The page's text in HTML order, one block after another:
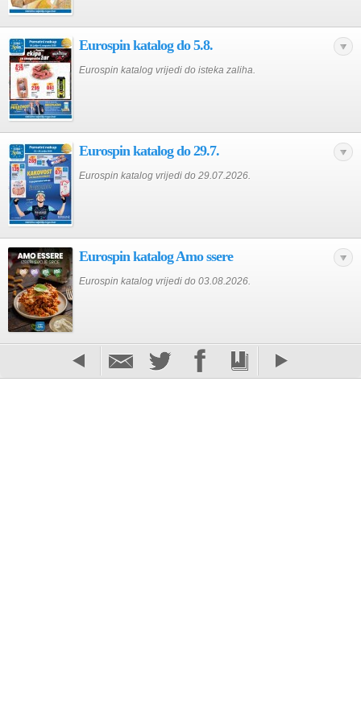
Eurospin katalog do 5.8.
Eurospin katalog vrijedi do isteka zaliha.
Eurospin katalog do 29.7.
Eurospin katalog vrijedi do 29.07.2026.
Eurospin katalog Amo ssere
Eurospin katalog vrijedi do 03.08.2026.